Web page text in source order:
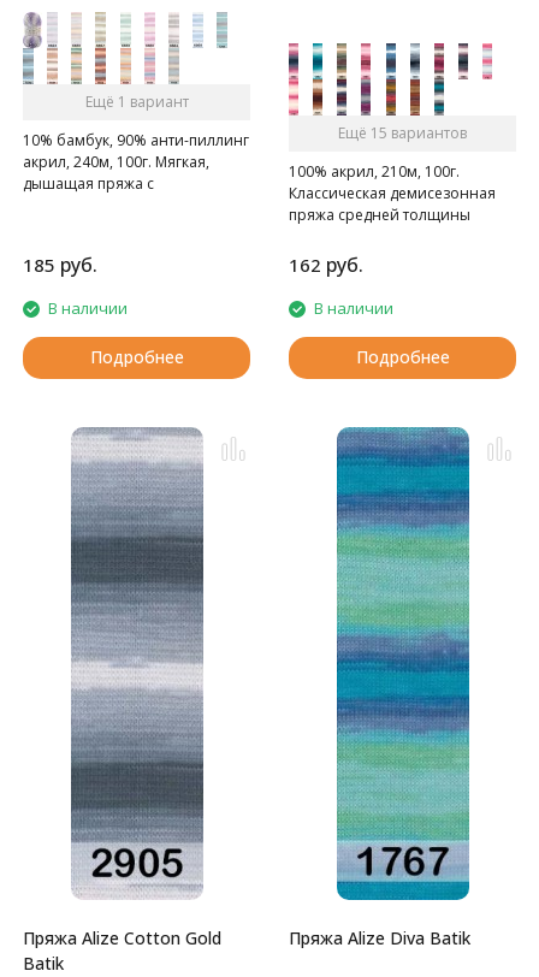
Ещё 1 вариант
10% бамбук, 90% анти-пиллинг
акрил, 240м, 100г. Мягкая,
дышащая пряжа с
185 руб.
В наличии
Подробнее
Ещё 15 вариантов
100% акрил, 210м, 100г.
Классическая демисезонная
пряжа средней толщины
крашения.
162 руб.
В наличии
Подробнее
Пряжа Alize Cotton Gold
Batik
Пряжа Alize Diva Batik